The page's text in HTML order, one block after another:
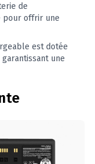
de
pour offrir une
est dotée
une